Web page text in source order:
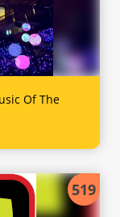
Of The
519